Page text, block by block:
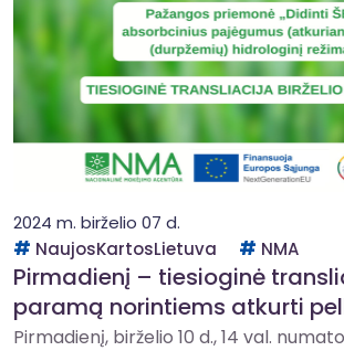
2024 m. birželio 07 d.
NaujosKartosLietuva
NMA
Pirmadienį – tiesioginė
paramą norintiems atkurti
Pirmadienį, birželio 10 d., 14 val.